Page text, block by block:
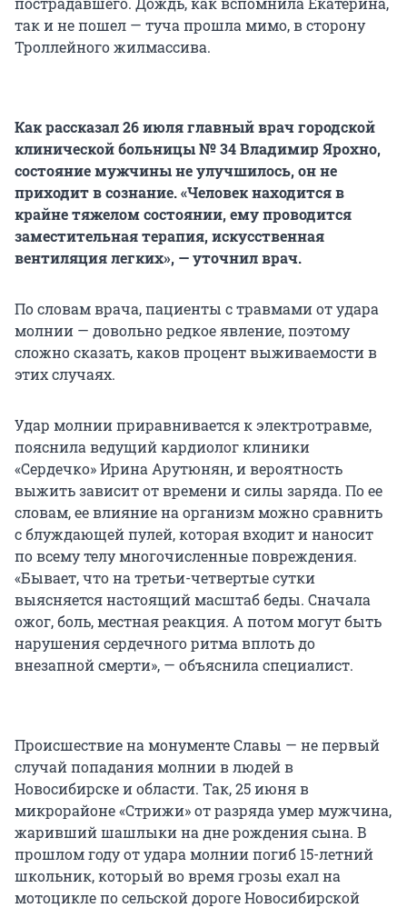
так и не пошел — туча прошла мимо, в сторону
Троллейного жилмассива.
Как рассказал 26 июля главный врач городской
клинической больницы № 34 Владимир Ярохно,
состояние мужчины не улучшилось, он не
приходит в сознание. «Человек находится в
крайне тяжелом состоянии, ему проводится
заместительная терапия, искусственная
вентиляция легких», — уточнил врач.
По словам врача, пациенты с травмами от удара
молнии — довольно редкое явление, поэтому
сложно сказать, каков процент выживаемости в
этих случаях.
Удар молнии приравнивается к электротравме,
пояснила ведущий кардиолог клиники
«Сердечко» Ирина Арутюнян, и вероятность
выжить зависит от времени и силы заряда. По ее
словам, ее влияние на организм можно сравнить
с блуждающей пулей, которая входит и наносит
по всему телу многочисленные повреждения.
«Бывает, что на третьи-четвертые сутки
выясняется настоящий масштаб беды. Сначала
ожог, боль, местная реакция. А потом могут быть
нарушения сердечного ритма вплоть до
внезапной смерти», — объяснила специалист.
Происшествие на монументе Славы — не первый
случай попадания молнии в людей в
Новосибирске и области. Так, 25 июня в
микрорайоне «Стрижи» от разряда умер мужчина,
жаривший шашлыки на дне рождения сына. В
прошлом году от удара молнии погиб 15-летний
школьник, который во время грозы ехал на
мотоцикле по сельской дороге Новосибирской